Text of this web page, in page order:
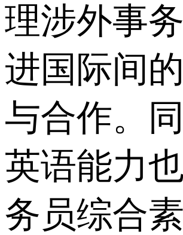
理涉外事
进国际间
与合作。同
英语能力
务员综合